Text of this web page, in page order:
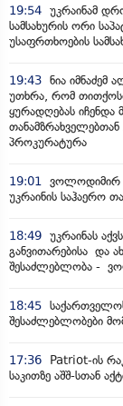
19:54 უკრაინამ
სამსახურის ორი
უსაფრთხოების
19:43 ნია იმნაძემ
უთხრა, რომ
ყურადღებას იჩენდა
პროკურატურა
19:01
ვოლოდიმირ
უკრაინის საჰაერო
18:49 უკრაინას
განვითარებისა და
შესაძლებლობა -
18:45
შესაძლებლობები
17:36
Patriot-ის
საკითზე აშშ-სთან